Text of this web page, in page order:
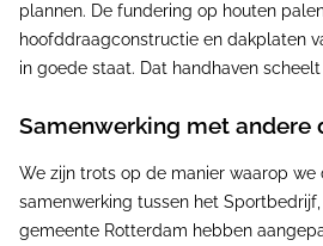
plannen. De fundering op houten
hoofddraagconstructie en dakplaten
in goede staat. Dat handhaven
Samenwerking met andere
We zijn trots op de manier waarop we
samenwerking tussen het
gemeente Rotterdam hebben